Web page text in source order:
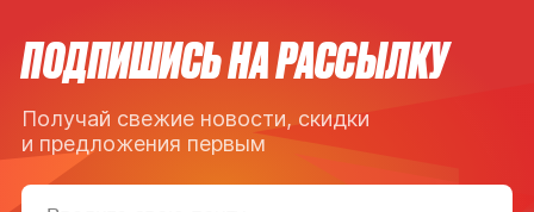
ПОДПИШИСЬ НА РАССЫЛКУ
Получай свежие новости, скидки
и предложения первым